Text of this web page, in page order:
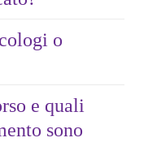
o
e quali
sono
e
e stato
Identità